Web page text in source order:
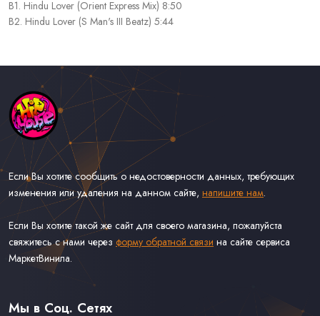
B1. Hindu Lover (Orient Express Mix) 8:50
B2. Hindu Lover (S Man's III Beatz) 5:44
Если Вы хотите сообщить о недостоверности данных, требующих
изменения или удаления на данном сайте, напишите нам.
Если Вы хотите такой же сайт для своего магазина, пожалуйста
свяжитесь с нами через форму обратной связи на сайте сервиса
МаркетВинила.
Каталог Музыки на Виниле В Наличии
Доставка и Оплата
Мы в Соц. Сетях